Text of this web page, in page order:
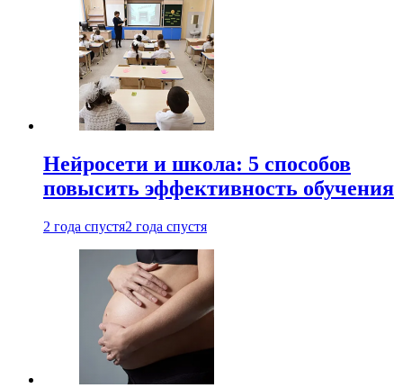
Нейросети и школа: 5 способов
повысить эффективность обучения
2 года спустя2 года спустя